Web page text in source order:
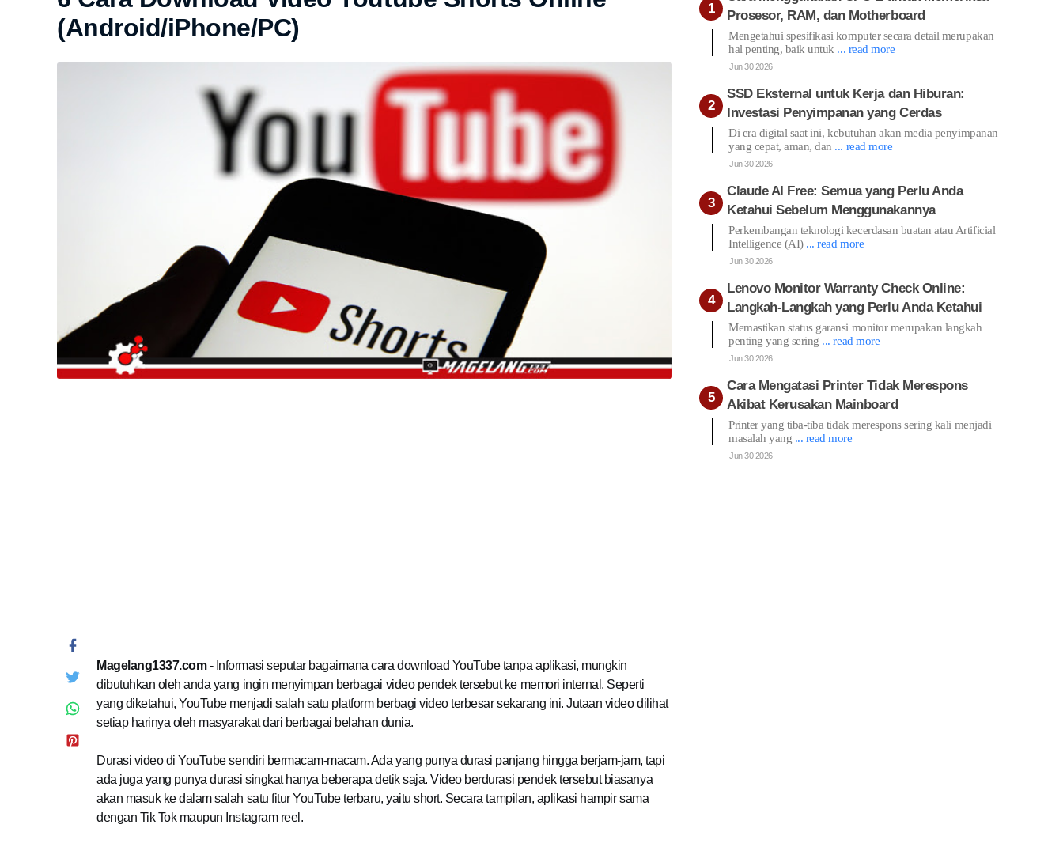
(Android/iPhone/PC)
Magelang1337.com- Informasi seputar bagaimana cara download YouTube tanpa aplikasi, mungkin
dibutuhkan oleh anda yang ingin menyimpan berbagai video pendek tersebut ke memori internal. Seperti
yang diketahui, YouTube menjadi salah satu platform berbagi video terbesar sekarang ini. Jutaan video dilihat
setiap harinya oleh masyarakat dari berbagai belahan dunia.
Durasi video di YouTube sendiri bermacam-macam. Ada yang punya durasi panjang hingga berjam-jam, tapi
ada juga yang punya durasi singkat hanya beberapa detik saja. Video berdurasi pendek tersebut biasanya
akan masuk ke dalam salah satu fitur YouTube terbaru, yaitu short. Secara tampilan, aplikasi hampir sama
dengan Tik Tok maupun Instagram reel.
Prosesor, RAM, dan Motherboard
Mengetahui spesifikasi komputer secara detail merupakan
hal penting, baik untuk ... read more
Jun 30 2026
SSD Eksternal untuk Kerja dan Hiburan:
Investasi Penyimpanan yang Cerdas
Di era digital saat ini, kebutuhan akan media penyimpanan
yang cepat, aman, dan ... read more
Jun 30 2026
Claude AI Free: Semua yang Perlu Anda
Ketahui Sebelum Menggunakannya
Perkembangan teknologi kecerdasan buatan atau Artificial
Intelligence (AI) ... read more
Jun 30 2026
Lenovo Monitor Warranty Check Online:
Langkah-Langkah yang Perlu Anda Ketahui
Memastikan status garansi monitor merupakan langkah
penting yang sering ... read more
Jun 30 2026
Cara Mengatasi Printer Tidak Merespons
Akibat Kerusakan Mainboard
Printer yang tiba-tiba tidak merespons sering kali menjadi
masalah yang ... read more
Jun 30 2026